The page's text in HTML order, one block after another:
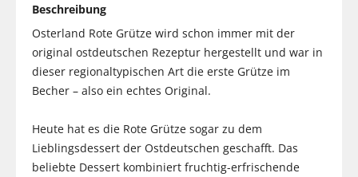
Beschreibung
Osterland Rote Grütze wird schon immer mit der
original ostdeutschen Rezeptur hergestellt und war in
dieser regionaltypischen Art die erste Grütze im
Becher – also ein echtes Original.
Heute hat es die Rote Grütze sogar zu dem
Lieblingsdessert der Ostdeutschen geschafft. Das
beliebte Dessert kombiniert fruchtig-erfrischende